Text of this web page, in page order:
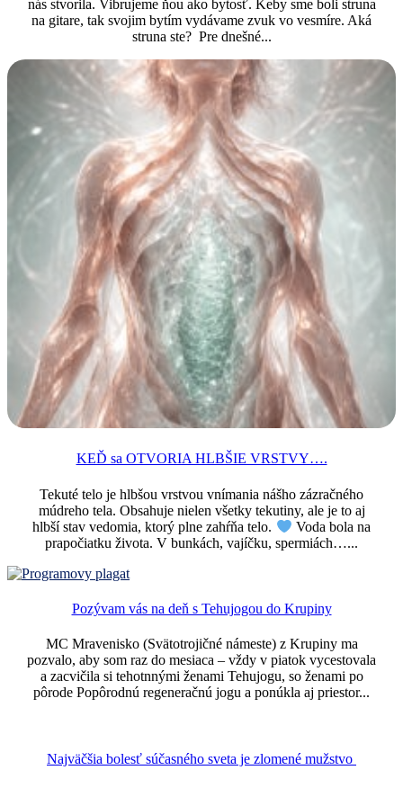
nás stvorila. Vibrujeme ňou ako bytosť. Keby sme boli struna
na gitare, tak svojim bytím vydávame zvuk vo vesmíre. Aká
struna ste? Pre dnešné...
KEĎ sa OTVORIA HLBŠIE VRSTVY….
Tekuté telo je hlbšou vrstvou vnímania nášho zázračného
múdreho tela. Obsahuje nielen všetky tekutiny, ale je to aj
hlbší stav vedomia, ktorý plne zahŕňa telo.
Voda bola na
prapočiatku života. V bunkách, vajíčku, spermiách…...
Pozývam vás na deň s Tehujogou do Krupiny
MC Mravenisko (Svätotrojičné námeste) z Krupiny ma
pozvalo, aby som raz do mesiaca – vždy v piatok vycestovala
a zacvičila si tehotnnými ženami Tehujogu, so ženami po
pôrode Popôrodnú regeneračnú jogu a ponúkla aj priestor...
Najväčšia bolesť súčasného sveta je zlomené mužstvo